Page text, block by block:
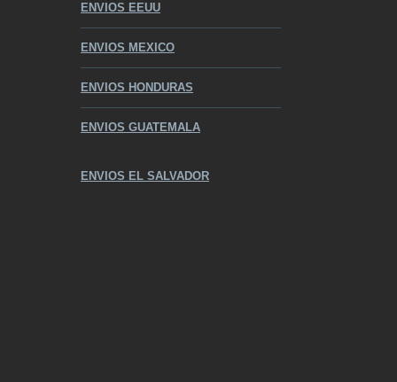
ENVIOS EEUU
ENVIOS MEXICO
ENVIOS HONDURAS
ENVIOS GUATEMALA
ENVIOS EL SALVADOR